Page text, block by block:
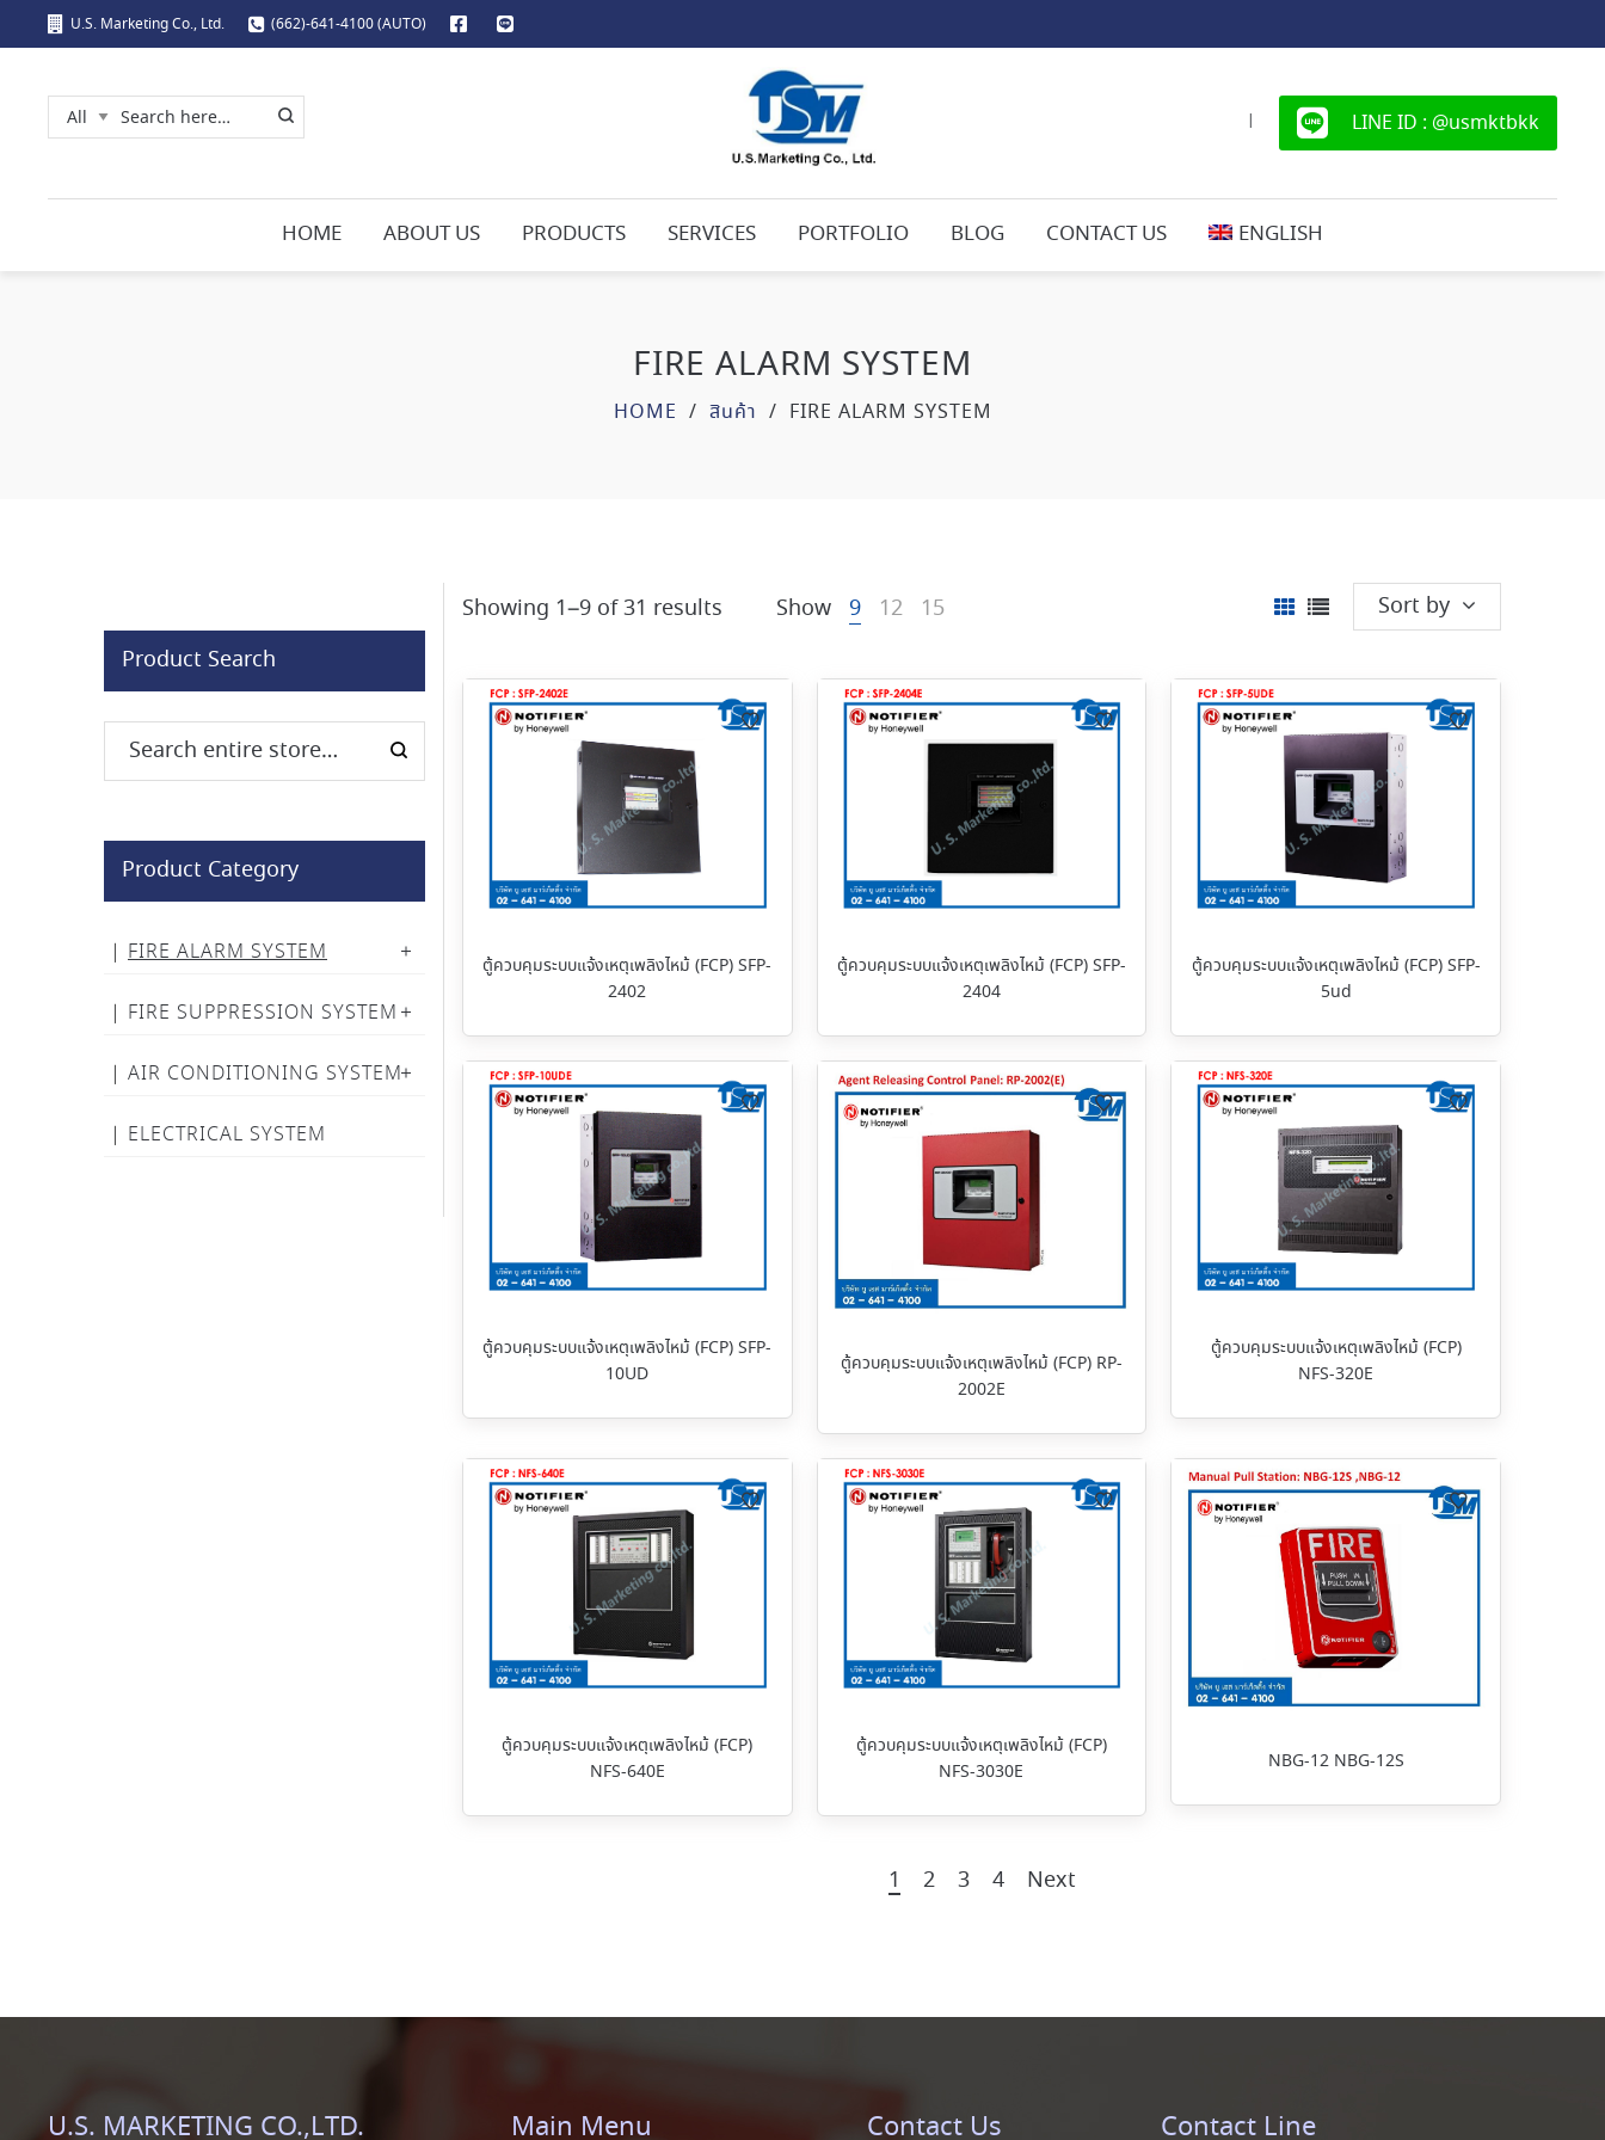
U.S. Marketing Co., Ltd. (662)-641-4100 (AUTO)
| LINE ID : @usmktbkk
HOME ABOUT US PRODUCTS SERVICES PORTFOLIO BLOG CONTACT US ENGLISH
FIRE ALARM SYSTEM
HOME / สินค้า / FIRE ALARM SYSTEM
Showing 1–9 of 31 results Show 9 12 15 Sort by
ตู้ควบคุมระบบแจ้งเหตุเพลิงไหม้ (FCP) SFP-
2402
ตู้ควบคุมระบบแจ้งเหตุเพลิงไหม้ (FCP) SFP-
2404
ตู้ควบคุมระบบแจ้งเหตุเพลิงไหม้ (FCP) SFP-
5ud
ตู้ควบคุมระบบแจ้งเหตุเพลิงไหม้ (FCP) SFP-
10UD
ตู้ควบคุมระบบแจ้งเหตุเพลิงไหม้ (FCP) RP-
2002E
ตู้ควบคุมระบบแจ้งเหตุเพลิงไหม้ (FCP)
NFS-320E
ตู้ควบคุมระบบแจ้งเหตุเพลิงไหม้ (FCP)
NFS-640E
ตู้ควบคุมระบบแจ้งเหตุเพลิงไหม้ (FCP)
NFS-3030E
NBG-12 NBG-12S
1 2 3 4 Next
Product Search
Product Category
FIRE ALARM SYSTEM
FIRE SUPPRESSION SYSTEM
AIR CONDITIONING SYSTEM
ELECTRICAL SYSTEM
U.S. MARKETING CO.,LTD. Main Menu Contact Us Contact Line